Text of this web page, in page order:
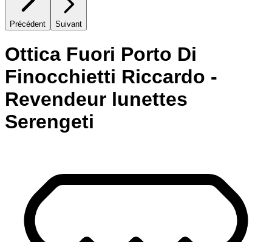
Précédent Suivant
Ottica Fuori Porto Di
Finocchietti Riccardo -
Revendeur lunettes
Serengeti